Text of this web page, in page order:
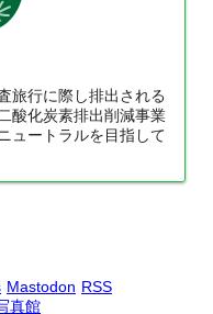
旅行に際し排出される
酸化炭素排出削減事業
ュートラルを目指して
Mastodon RSS
真館